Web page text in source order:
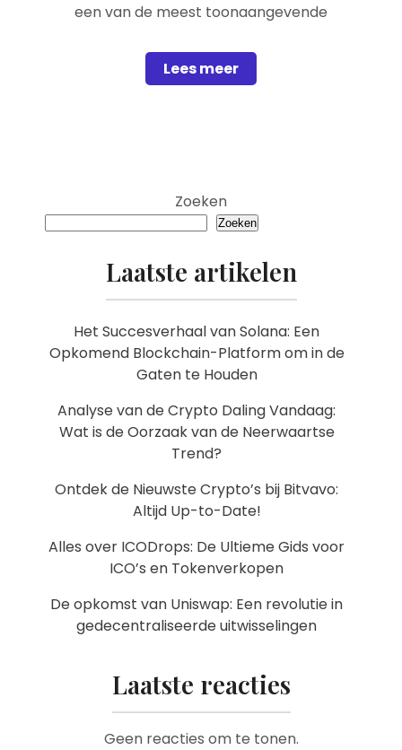
een van de meest toonaangevende
Lees meer
Zoeken
Zoeken
Laatste artikelen
Het Succesverhaal van Solana: Een
Opkomend Blockchain-Platform om in de
Gaten te Houden
Analyse van de Crypto Daling Vandaag:
Wat is de Oorzaak van de Neerwaartse
Trend?
Ontdek de Nieuwste Crypto’s bij Bitvavo:
Altijd Up-to-Date!
Alles over ICODrops: De Ultieme Gids voor
ICO’s en Tokenverkopen
De opkomst van Uniswap: Een revolutie in
gedecentraliseerde uitwisselingen
Laatste reacties
Geen reacties om te tonen.